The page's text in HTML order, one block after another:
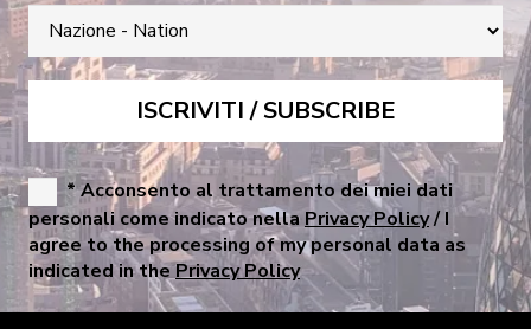
* Acconsento al trattamento dei miei dati
personali come indicato nella Privacy Policy/ I
agree to the processing of my personal data as
indicated in thePrivacy Policy